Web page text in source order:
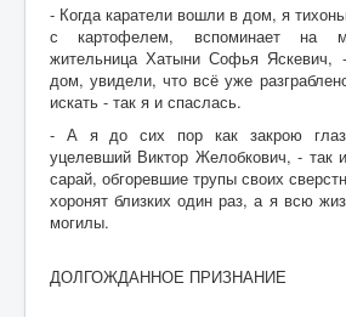
- Когда каратели вошли в дом, я
с картофелем, вспоминает на
жительница Хатыни Софья Яскевич,
дом, увидели, что всё уже
искать - так я и спаслась.
- А я до сих пор как закрою
уцелевший Виктор Желобкович, - так
сарай, обгоревшие трупы своих
хоронят близких один раз, а я всю
могилы.
ДОЛГОЖДАННОЕ ПРИЗНАНИЕ